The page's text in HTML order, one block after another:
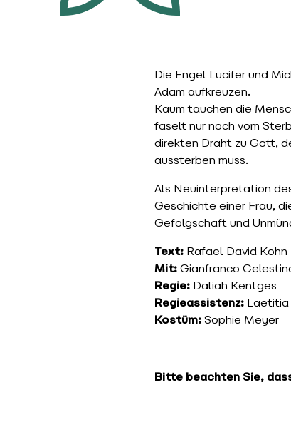
Die Engel Lucifer und
Adam aufkreuzen.
Kaum tauchen die
faselt nur noch vom
direkten Draht zu Gott,
aussterben muss.
Als Neuinterpretation
Geschichte einer Frau,
Gefolgschaft und
Text: Rafael David Kohn
Mit: Gianfranco
Regie: Daliah Kentges
Regieassistenz: Laetitia
Kostüm: Sophie Meyer
Bitte beachten Sie,